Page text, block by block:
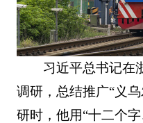
习近平总书记在
调研，总结推广“义
研时，他用“十二个